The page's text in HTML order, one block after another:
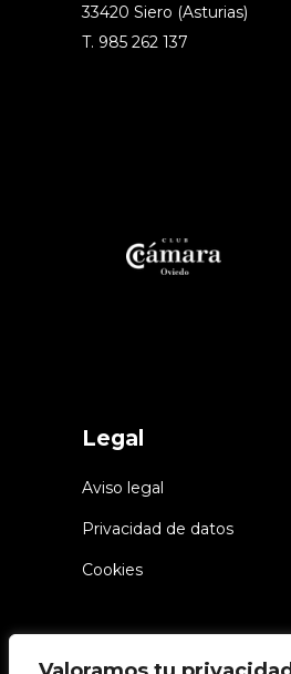
33420 Siero (Asturias)
T. 985 262 137
Legal
Aviso legal
Privacidad de datos
Cookies